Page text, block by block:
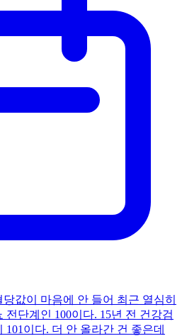
값이 마음에 안 들어 최근 열심히
단계인 100이다. 15년 전 건강검
이다. 더 안 올라간 건 좋은데